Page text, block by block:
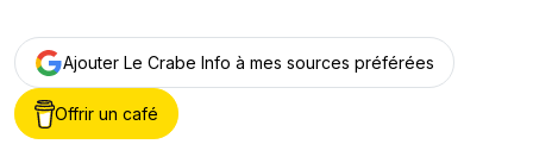
Ajouter Le Crabe Info à mes sources préférées
Offrir un café